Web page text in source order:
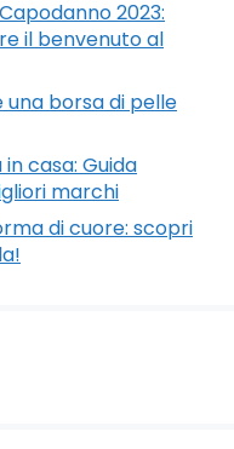
2023:
il benvenuto al
borsa di pelle
casa: Guida
marchi
di cuore: scopri